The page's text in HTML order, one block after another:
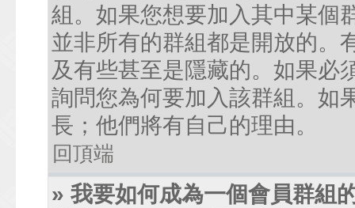
組。如果您想要加入其中某個
並非所有的群組都是開放的。
及有些甚至是隱藏的。如果必
詢問您為何要加入該群組。如
長；他們將有自己的理由。
回頂端
» 我要如何成為一個會員群組